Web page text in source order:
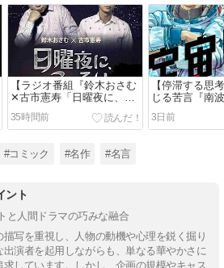
【ラジオ番組『鈴木おさむ
✕古市憲寿「日曜夜に、こ
っそり」』】聴かれたら困
ります…ですが、困るから
35時間前
【停滞する思
じる苦言『南
「宇宙兄弟」
できない本音
3日前
#コミック #名作 #名言
ント
と人間ドラマの巧みな融合
描写を重視し、人物の動機や心理を鋭く掘り
演者を起用しながらも、単なる華やかさに
しています。しかし、企画の規模やキャス